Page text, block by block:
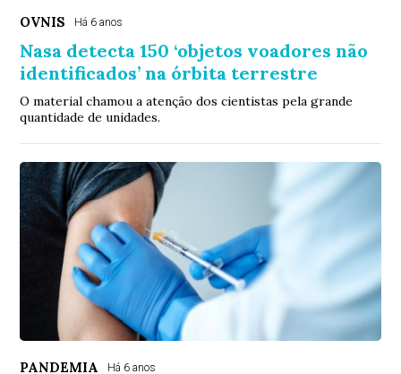
OVNIS Há 6 anos
Nasa detecta 150 ‘objetos voadores não
identificados’ na órbita terrestre
O material chamou a atenção dos cientistas pela grande
quantidade de unidades.
PANDEMIA Há 6 anos